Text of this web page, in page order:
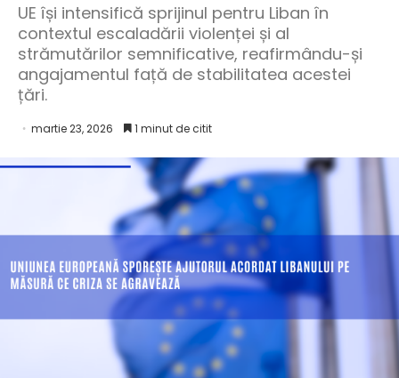
UE își intensifică sprijinul pentru Liban în
contextul escaladării violenței și al
strămutărilor semnificative, reafirmându-și
angajamentul față de stabilitatea acestei
țări.
martie 23, 2026 1 minut de citit